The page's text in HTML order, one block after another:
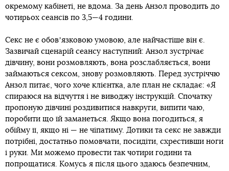
окремому кабінеті, не вдома. За день Анзол проводить до
чотирьох сеансів по 3,5—4 години.
Секс не є обовʼязковою умовою, але найчастіше він є.
Зазвичай сценарій сеансу наступний: Анзол зустрічає
дівчину, вони розмовляють, вона розслабляється, вони
займаються сексом, знову розмовляють. Перед зустріччю
Анзол питає, чого хоче клієнтка, але план не складає: «Я
спираюся на відчуття і не виводжу інструкцій. Спочатку
пропоную дівчині роздивитися навкруги, випити чаю,
поробити що їй заманеться. Якщо вона погодиться, я
обійму її, якщо ні — не чіпатиму. Дотики та секс не завжди
потрібні, достатньо помовчати, посидіти, схрестивши ноги
і руки. Ми можемо провести так чотири години та
попрощатися. Комусь я після цього здаюсь безпечним,